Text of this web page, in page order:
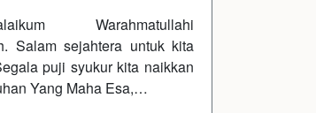
Warahmatullahi
Salam sejahtera untuk kita
puji syukur kita naikkan
Yang Maha Esa,…